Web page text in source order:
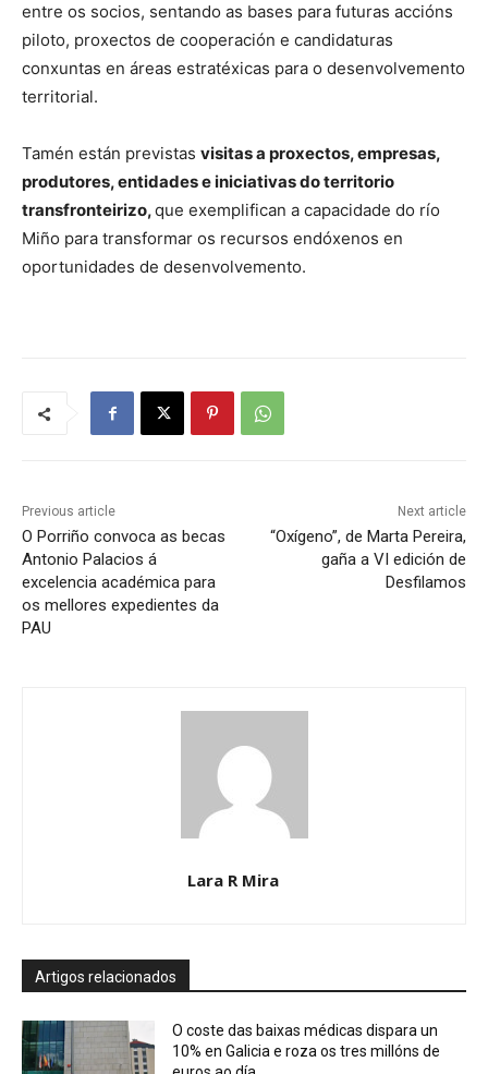
entre os socios, sentando as bases para futuras accións
piloto, proxectos de cooperación e candidaturas
conxuntas en áreas estratéxicas para o desenvolvemento
territorial.
Tamén están previstas visitas a proxectos, empresas,
produtores, entidades e iniciativas do territorio
transfronteirizo,que exemplifican a capacidade do río
Miño para transformar os recursos endóxenos en
oportunidades de desenvolvemento.
Previous article
O Porriño convoca as becas
Antonio Palacios á
excelencia académica para
os mellores expedientes da
PAU
Next article
“Oxígeno”, de Marta Pereira,
gaña a VI edición de
Desfilamos
Lara R Mira
Artigos relacionados
O coste das baixas médicas dispara un
10% en Galicia e roza os tres millóns de